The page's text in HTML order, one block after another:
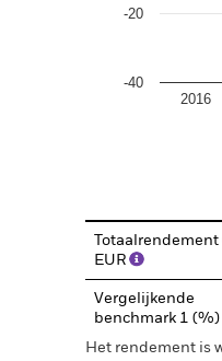
2016
-40
-20
EUR
Vergelijkende
benchmark 1 (%)
Het rendement is